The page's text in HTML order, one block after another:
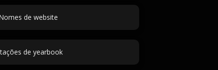
de website
de yearbook